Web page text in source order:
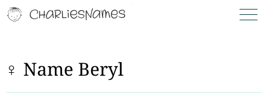
♀ Name Beryl